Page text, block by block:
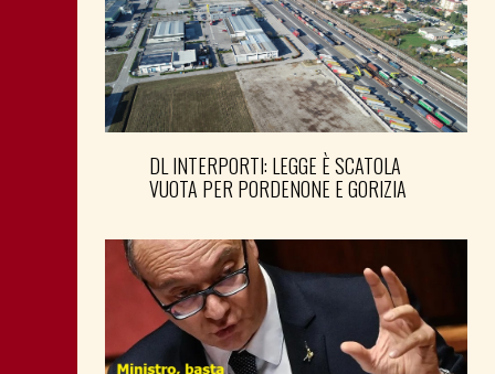
DL INTERPORTI: LEGGE È SCATOLA
VUOTA PER PORDENONE E GORIZIA